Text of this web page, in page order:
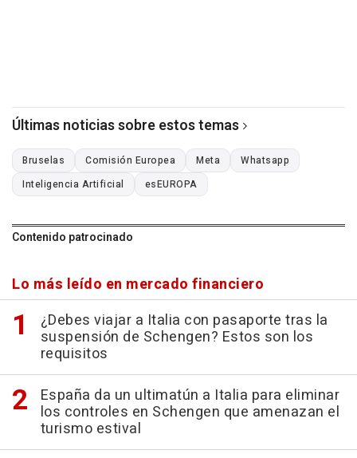
Últimas noticias sobre estos temas
Bruselas Comisión Europea Meta
Whatsapp
Inteligencia Artificial
esEUROPA
Contenido patrocinado
Lo más leído en mercado financiero
¿Debes viajar a Italia con pasaporte tras la
suspensión de Schengen? Estos son los
requisitos
España da un ultimatún a Italia para eliminar
los controles en Schengen que amenazan el
turismo estival